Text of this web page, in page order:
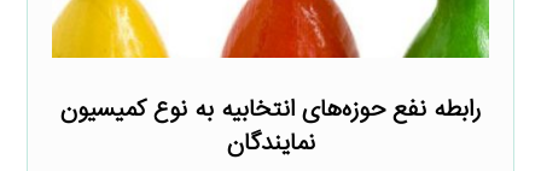
رابطه نفع حوزه‌های انتخابیه به نوع کمیسیون‌
نمایندگان